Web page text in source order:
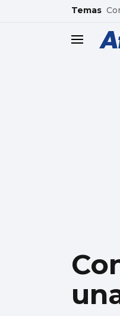
common.go-to-content
Temas